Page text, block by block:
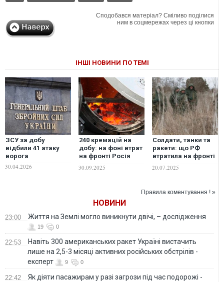
Сподобався матеріал? Сміливо поділися
ним в соцмережах через ці кнопки
ІНШІ НОВИНИ ПО ТЕМІ
ЗСУ за добу
відбили 41 атаку
ворога
30.04.2026
240 кремацій на
добу: на фоні втрат
на фронті Росія
крематорій у
30.09.2025
Солдати, танки та
ракети: що РФ
втратила на фронті
20.07.2025
Правила коментування ! »
НОВИНИ
23:00 Життя на Землі могло виникнути двічі, – дослідження
19 0
22:53
Навіть 300 американських ракет Україні вистачить
лише на 2,5-3 місяці активних російських обстрілів -
експерт
9 0
22:42
Як діяти пасажирам у разі загрози під час подорожі -